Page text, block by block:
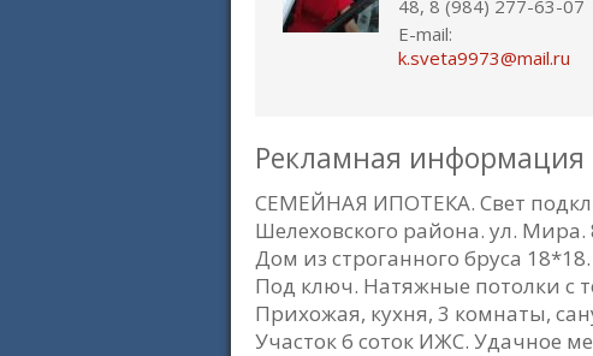
48, 8 (984) 277-63-07
E-mail:
k.sveta9973@mail.ru
Рекламная информация
СЕМЕЙНАЯ ИПОТЕКА. Свет
Шелеховского района. ул.
Дом из строганного бруса
Под ключ. Натяжные потолки с
Прихожая, кухня, 3 комнаты,
Участок 6 соток ИЖС. Удачное